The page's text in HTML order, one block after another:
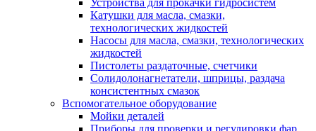
Устройства для прокачки гидросистем
Катушки для масла, смазки,
технологических жидкостей
Насосы для масла, смазки, технологических
жидкостей
Пистолеты раздаточные, счетчики
Солидолонагнетатели, шприцы, раздача
консистентных смазок
Вспомогательное оборудование
Мойки деталей
Приборы для проверки и регулировки фар